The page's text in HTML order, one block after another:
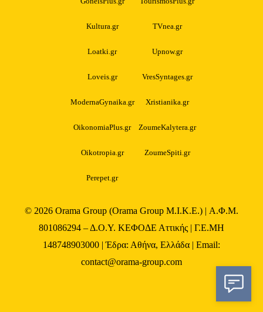
Kultura.gr TVnea.gr
Loatki.gr Upnow.gr
Loveis.gr VresSyntages.gr
ModernaGynaika.gr Xristianika.gr
OikonomiaPlus.gr ZoumeKalytera.gr
Oikotropia.gr ZoumeSpiti.gr
Perepet.gr
© 2026 Orama Group (Orama Group Μ.Ι.Κ.Ε.) | Α.Φ.Μ.
801086294 – Δ.Ο.Υ. ΚΕΦΟΔΕ Αττικής | Γ.Ε.ΜΗ
148748903000 | Έδρα: Αθήνα, Ελλάδα | Email:
contact@orama-group.com